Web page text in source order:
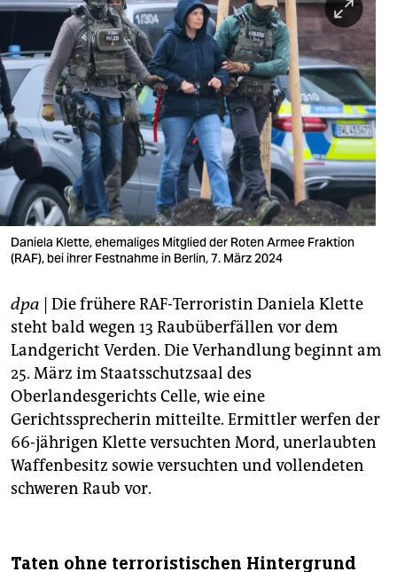
berlin
nord
wahrheit
verlag
verlag
veranstaltungen
shop
fragen & hilfe
unterstützen
abo
genossenschaft
epaper login
Daniela Klette, ehemaliges Mitglied der Roten Armee Fraktion
(RAF), bei ihrer Festnahme in Berlin, 7. März 2024
dpa | Die frühere RAF-Terroristin Daniela Klette
steht bald wegen 13 Raubüberfällen vor dem
Landgericht Verden. Die Verhandlung beginnt am
25. März im Staatsschutzsaal des
Oberlandesgerichts Celle, wie eine
Gerichtssprecherin mitteilte. Ermittler werfen der
66-jährigen Klette versuchten Mord, unerlaubten
Waffenbesitz sowie versuchten und vollendeten
schweren Raub vor.
Taten ohne terroristischen Hintergrund